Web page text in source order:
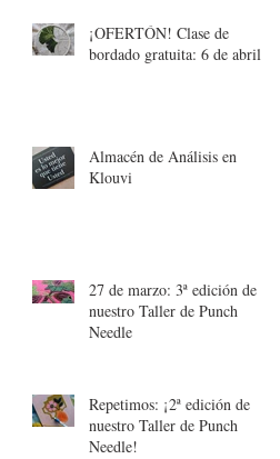
¡OFERTÓN! Clase de
bordado gratuita: 6 de abril
Almacén de Análisis en
Klouvi
27 de marzo: 3ª edición de
nuestro Taller de Punch
Needle
Repetimos: ¡2ª edición de
nuestro Taller de Punch
Needle!